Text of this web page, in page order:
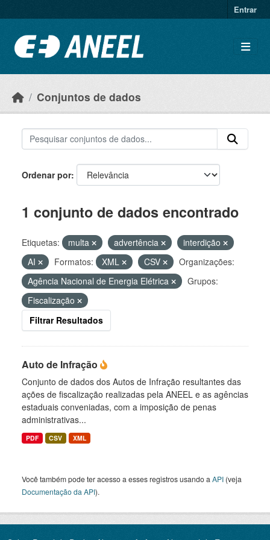
Entrar
Conjuntos de dados
Ordenar por
1 conjunto de dados encontrado
Etiquetas: multa advertência
interdição
AI
Formatos: XML CSV
Organizações:
Agência Nacional de Energia Elétrica
Grupos:
Fiscalização
Filtrar Resultados
Auto de Infração
Conjunto de dados dos Autos de Infração resultantes das
ações de fiscalização realizadas pela ANEEL e as agências
estaduais conveniadas, com a imposição de penas
administrativas...
PDF CSV XML
Você também pode ter acesso a esses registros usando a API (veja
Documentação da API).